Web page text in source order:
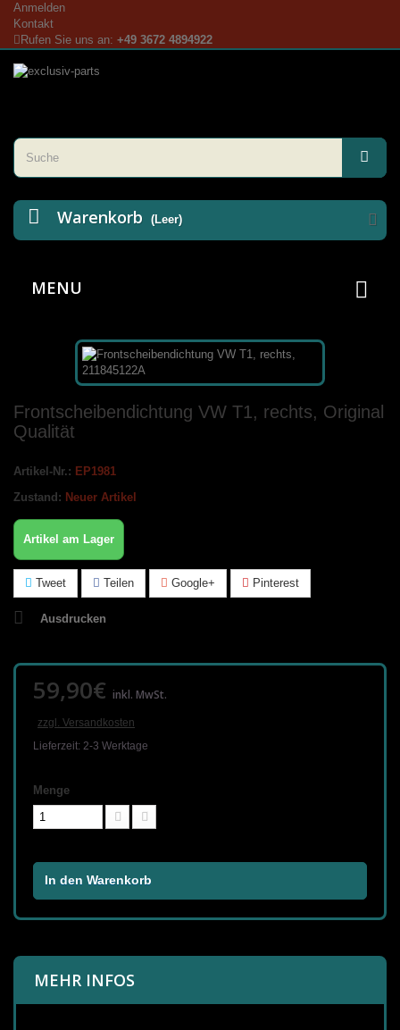
Anmelden
Kontakt
Rufen Sie uns an: +49 3672 4894922
Warenkorb (Leer)
MENU
Frontscheibendichtung VW T1, rechts, Original
Qualität
Artikel-Nr.: EP1981
Zustand: Neuer Artikel
Artikel am Lager
Tweet Teilen Google+ Pinterest
Ausdrucken
59,90€ inkl. MwSt.
zzgl. Versandkosten
Lieferzeit: 2-3 Werktage
Menge
In den Warenkorb
MEHR INFOS